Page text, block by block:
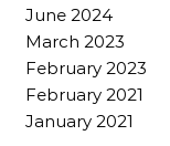
June 2024
March 2023
February 2023
February 2021
January 2021